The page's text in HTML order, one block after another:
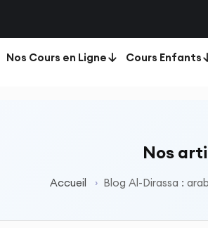
Nos Cours en Ligne Cours Enfants
Nos
Accueil Blog Al-Dirassa :